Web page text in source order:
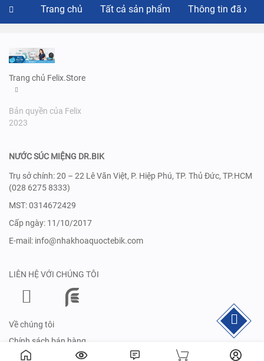
Trang chủ Tất cả sản phẩm Thông tin đã xác
Trang chủ Felix.Store
Bản quyền của Felix
2023
NƯỚC SÚC MIỆNG DR.BIK
Trụ sở chính: 20 – 22 Lê Văn Việt, P. Hiệp Phú, TP. Thủ Đức, TP.HCM
(028 6275 8333)
MST: 0314672429
Cấp ngày: 11/10/2017
E-mail: info@nhakhoaquoctebik.com
LIÊN HỆ VỚI CHÚNG TÔI
Về chúng tôi
Chính sách bán hàng
Điều khoản và bảo mật